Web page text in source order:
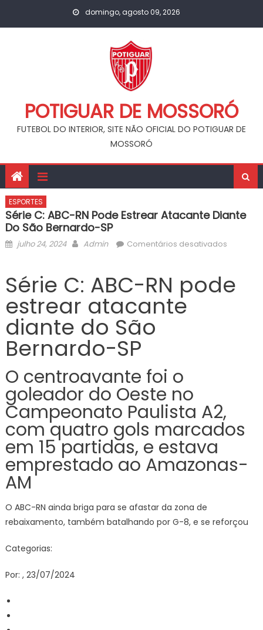
domingo, agosto 09, 2026
POTIGUAR DE MOSSORÓ
FUTEBOL DO INTERIOR, SITE NÃO OFICIAL DO POTIGUAR DE
MOSSORÓ
ESPORTES
Série C: ABC-RN Pode Estrear Atacante Diante
Do São Bernardo-SP
Posted
julho 24, 2024 Author
Admin Comentários desativadosem
ABC-
Série C: ABC-RN pode
estrear atacante
diante do São
Bernardo-SP
O centroavante foi o
goleador do Oeste no
Campeonato Paulista A2,
com quatro gols marcados
em 15 partidas, e estava
emprestado ao Amazonas-
AM
O ABC-RN ainda briga para se afastar da zona de
rebaixamento, também batalhando por G-8, e se reforçou
Categorias:
Por: , 23/07/2024